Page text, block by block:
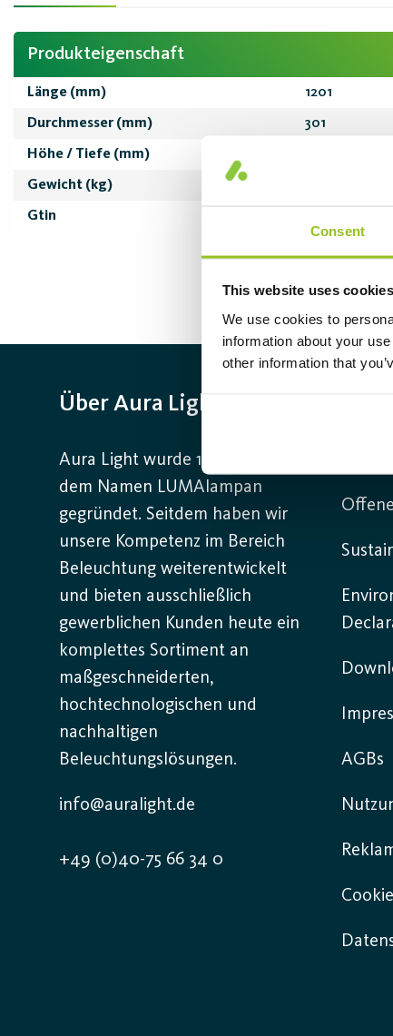
Consent
This website uses cookies
We use cookies to
information about your
other information that
Produkteigenschaft
Länge (mm) 1201
Durchmesser (mm) 301
Höhe / Tiefe (mm)
Gewicht (kg)
Gtin
Über Aura Light
Aura Light wurde 1930 unter
dem Namen LUMAlampan
gegründet. Seitdem haben wir
unsere Kompetenz im Bereich
Beleuchtung weiterentwickelt
und bieten ausschließlich
gewerblichen Kunden heute ein
komplettes Sortiment an
maßgeschneiderten,
hochtechnologischen und
nachhaltigen
Beleuchtungslösungen.
info@auralight.de
+49 (0)40-75 66 34 0
AGBs